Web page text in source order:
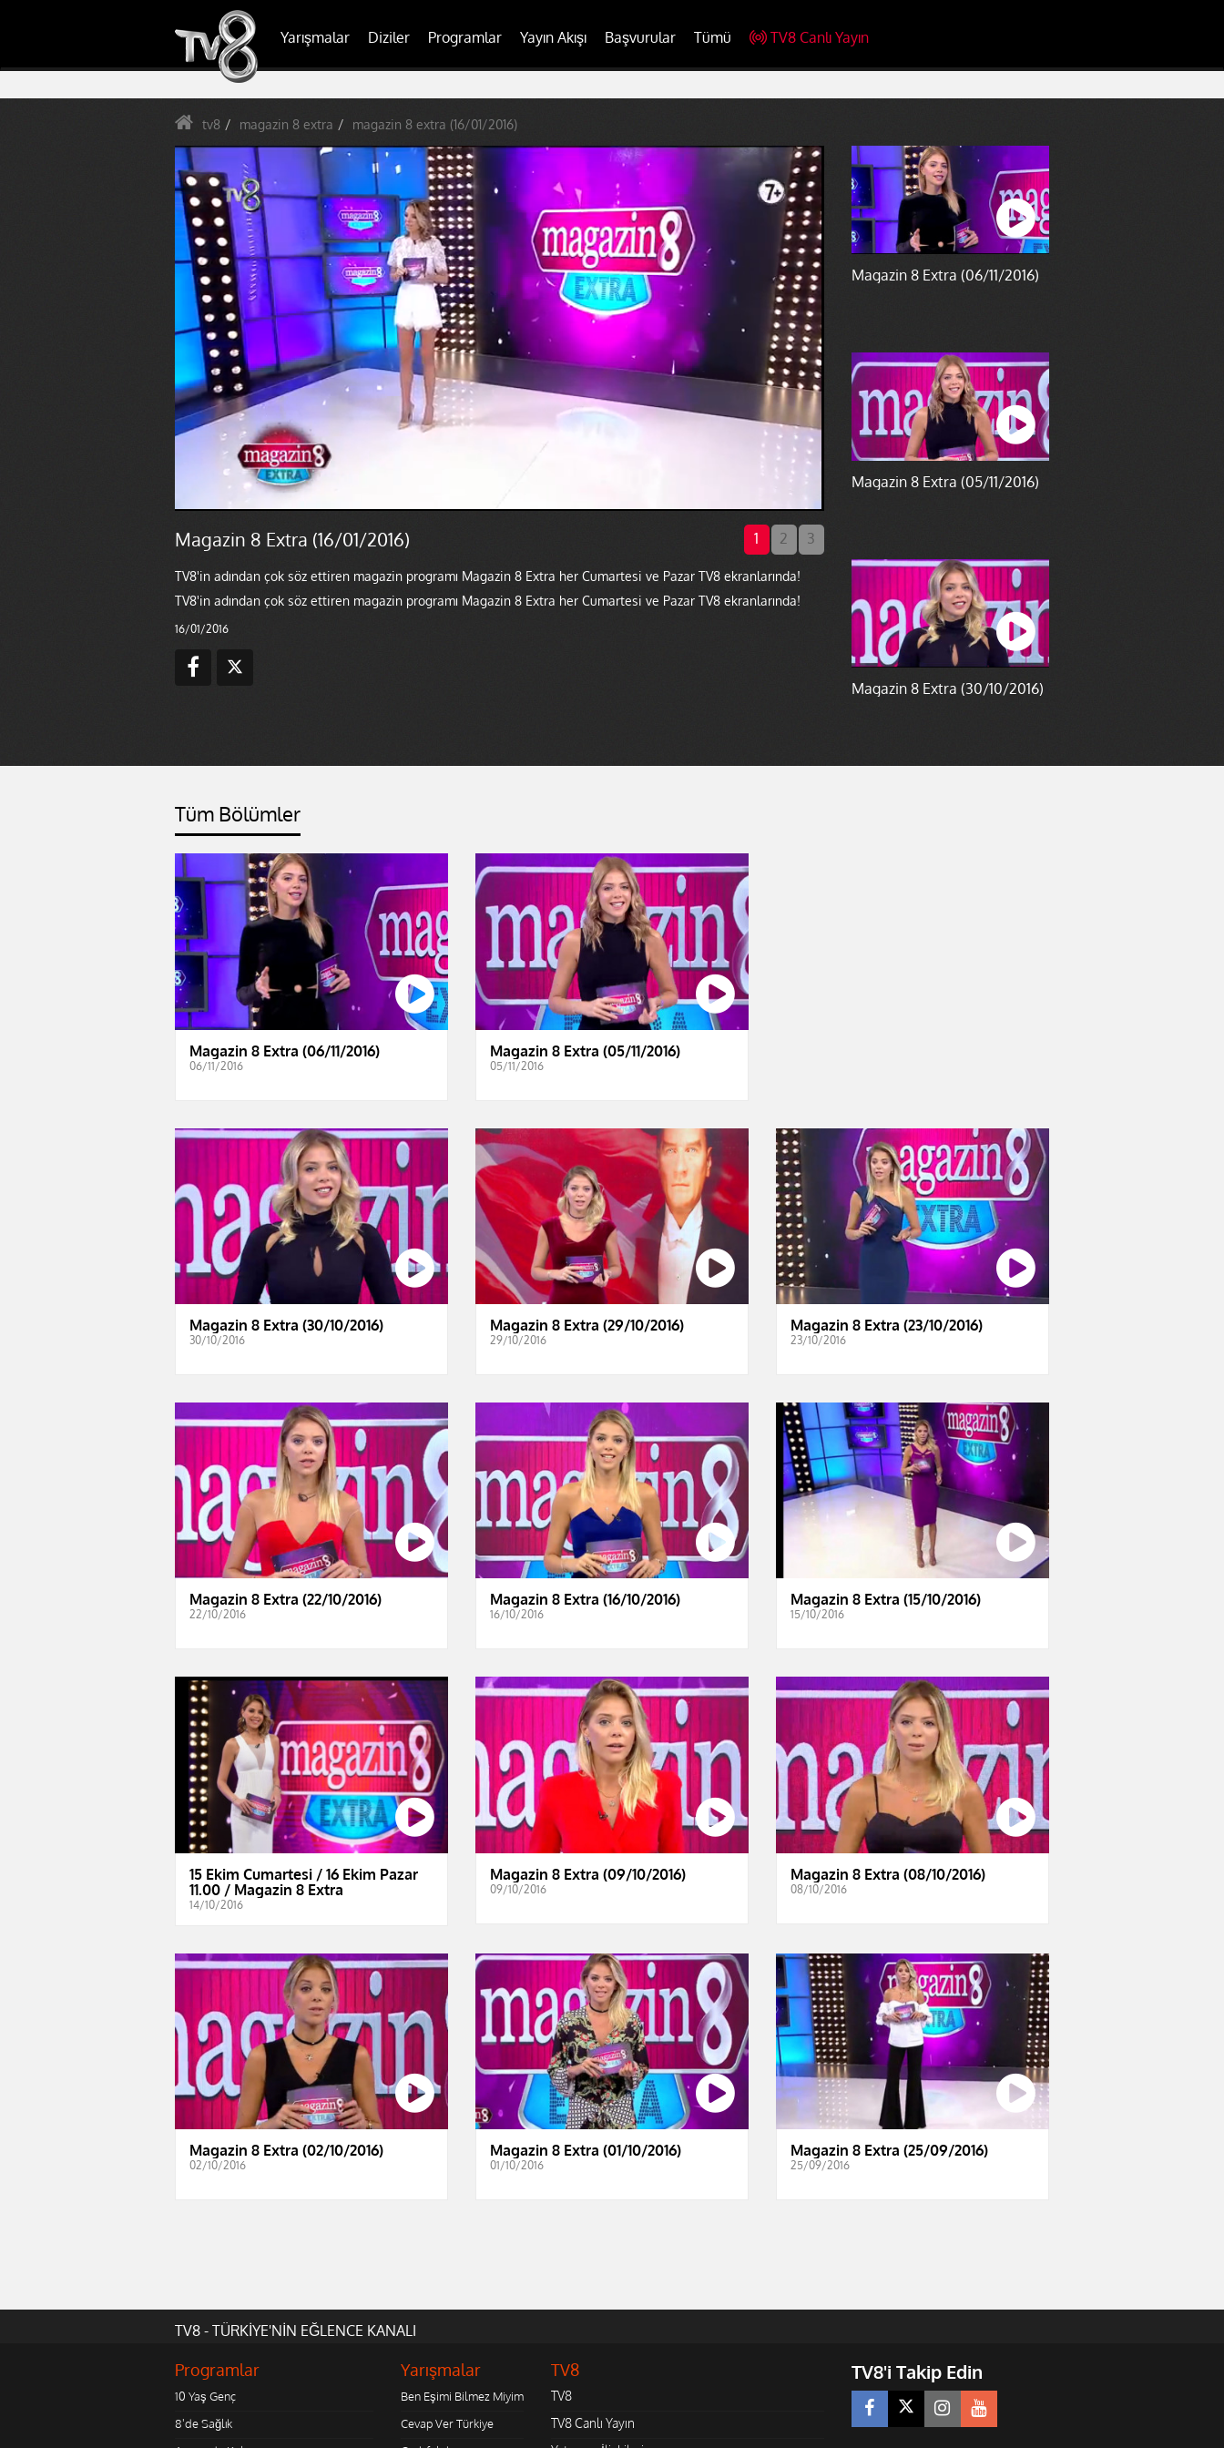
Yarışmalar Diziler Programlar Yayın Akışı Başvurular Tümü TV8 Canlı Yayın
tv8 magazin 8 extra magazin 8 extra (16/01/2016)
Magazin 8 Extra (16/01/2016) 1 2 3
TV8'in adından çok söz ettiren magazin programı Magazin 8 Extra her Cumartesi ve Pazar TV8 ekranlarında!
TV8'in adından çok söz ettiren magazin programı Magazin 8 Extra her Cumartesi ve Pazar TV8 ekranlarında!
16/01/2016
Magazin 8 Extra (06/11/2016)
Magazin 8 Extra (05/11/2016)
Magazin 8 Extra (30/10/2016)
Tüm Bölümler
Magazin 8 Extra (06/11/2016)
06/11/2016
Magazin 8 Extra (05/11/2016)
05/11/2016
Magazin 8 Extra (30/10/2016)
30/10/2016
Magazin 8 Extra (29/10/2016)
29/10/2016
Magazin 8 Extra (23/10/2016)
23/10/2016
Magazin 8 Extra (22/10/2016)
22/10/2016
Magazin 8 Extra (16/10/2016)
16/10/2016
Magazin 8 Extra (15/10/2016)
15/10/2016
15 Ekim Cumartesi / 16 Ekim Pazar
11.00 / Magazin 8 Extra
14/10/2016
Magazin 8 Extra (09/10/2016)
09/10/2016
Magazin 8 Extra (08/10/2016)
08/10/2016
Magazin 8 Extra (02/10/2016)
02/10/2016
Magazin 8 Extra (01/10/2016)
01/10/2016
Magazin 8 Extra (25/09/2016)
25/09/2016
TV8 - TÜRKİYE'NİN EĞLENCE KANALI
Programlar
10 Yaş Genç
8'de Sağlık
Yarışmalar
Ben Eşimi Bilmez Miyim
Cevap Ver Türkiye
TV8
TV8
TV8 Canlı Yayın
TV8'i Takip Edin